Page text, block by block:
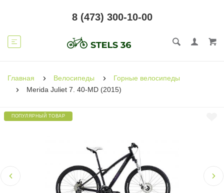
8 (473) 300-10-00
Главная Велосипеды
Горные велосипеды
Merida Juliet 7. 40-MD (2015)
ПОПУЛЯРНЫЙ ТОВАР